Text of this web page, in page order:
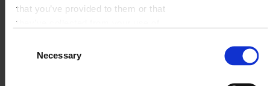
that you’ve provided to them or that
they’ve collected from your use of
SelectionNecessary